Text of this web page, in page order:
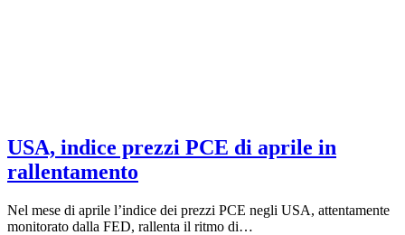
USA, indice prezzi PCE di aprile in
rallentamento
Nel mese di aprile l’indice dei prezzi PCE negli USA, attentamente
monitorato dalla FED, rallenta il ritmo di…